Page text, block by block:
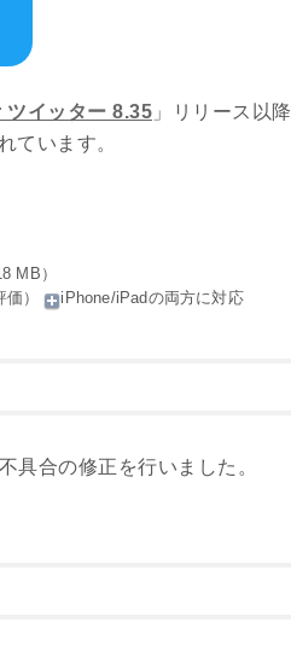
イッター 8.35 」リリース以降
ています。
MB）
価） iPhone/iPadの両方に対応
具合の修正を行いました。